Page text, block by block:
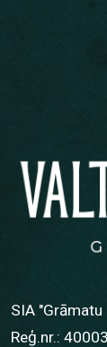
SIA "Grāmatu
Reģ.nr.: